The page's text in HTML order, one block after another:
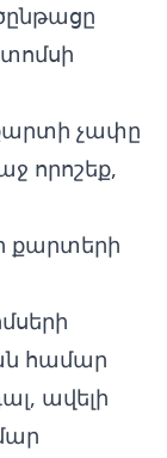
չափը
որոշեք,
քարտերի
համար
ավելի